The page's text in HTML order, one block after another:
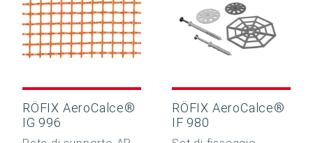
RÖFIX AeroCalce®
IG 996
RÖFIX AeroCalce®
IF 980